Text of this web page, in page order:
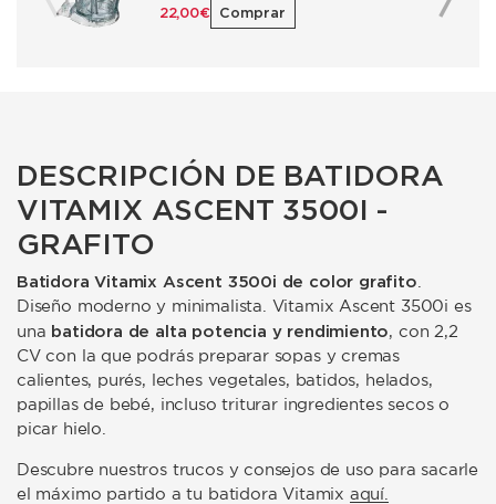
22,00 €
Comprar
DESCRIPCIÓN DE BATIDORA
VITAMIX ASCENT 3500I -
GRAFITO
Batidora Vitamix Ascent 3500i de color grafito
Diseño moderno y minimalista. Vitamix Ascent 3500i es
una batidora de alta potencia y rendimiento , con 2,2
CV con la que podrás preparar sopas y cremas
calientes, purés, leches vegetales, batidos, helados,
papillas de bebé, incluso triturar ingredientes secos o
picar hielo.
Descubre nuestros trucos y consejos de uso para sacarle
el máximo partido a tu batidora Vitamix aquí.